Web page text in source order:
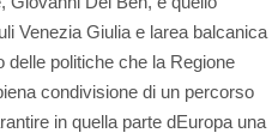
Venezia Giulia e larea balcanica
delle politiche che la Regione
condivisione di un percorso
in quella parte dEuropa una